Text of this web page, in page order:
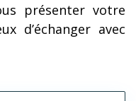
présenter votre
d’échanger avec